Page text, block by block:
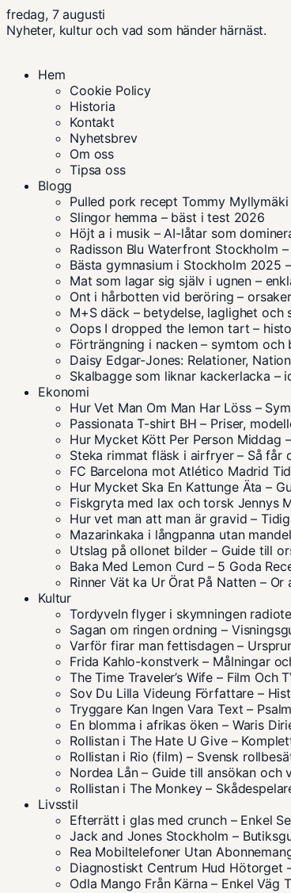
fredag, 7 augusti
Nyheter, kultur och vad som händer härnäst.
Hem
Cookie Policy
Historia
Kontakt
Nyhetsbrev
Om oss
Tipsa oss
Blogg
Pulled pork recept Tommy
Slingor hemma – bäst i test 2026
Höjt a i musik – AI-låtar som
Radisson Blu Waterfront Stockholm
Bästa gymnasium i Stockholm 2025
Mat som lagar sig själv i ugnen –
Ont i hårbotten vid beröring –
M+S däck – betydelse, laglighet och
Oops I dropped the lemon tart –
Förträngning i nacken – symtom
Daisy Edgar-Jones: Relationer,
Skalbagge som liknar kackerlacka –
Ekonomi
Hur Vet Man Om Man Har Löss –
Passionata T-shirt BH – Priser,
Hur Mycket Kött Per Person Middag
Steka rimmat fläsk i airfryer – Så får
FC Barcelona mot Atlético Madrid
Hur Mycket Ska En Kattunge Äta –
Fiskgryta med lax och torsk Jennys
Hur vet man att man är gravid –
Mazarinkaka i långpanna utan
Utslag på ollonet bilder – Guide till
Baka Med Lemon Curd – 5 Goda
Rinner Vät ka Ur Örat På Natten – Or
Kultur
Tordyveln flyger i skymningen
Sagan om ringen ordning –
Varför firar man fettisdagen –
Frida Kahlo-konstverk – Målningar
The Time Traveler’s Wife – Film Och
Sov Du Lilla Videung Författare –
Tryggare Kan Ingen Vara Text –
En blomma i afrikas öken – Waris
Rollistan i The Hate U Give –
Rollistan i Rio (film) – Svensk
Nordea Lån – Guide till ansökan och
Rollistan i The Monkey –
Livsstil
Efterrätt i glas med crunch – Enkel
Jack and Jones Stockholm –
Rea Mobiltelefoner Utan
Diagnostiskt Centrum Hud Hötorget
Odla Mango Från Kärna – Enkel Väg